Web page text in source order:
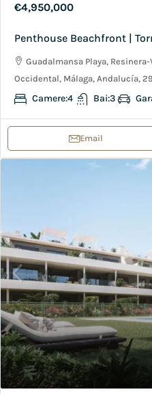
€4,950,000
Penthouse Beachfront |
Guadalmansa Playa,
Occidental, Málaga, Andalucía,
Camere:4 Bai:3
Email